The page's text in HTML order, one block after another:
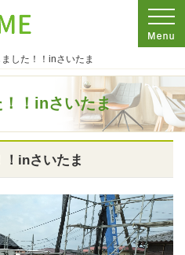
した！！inさいたま
！inさいたま
市の注文住宅・新築戸建てを手がける工
築戸建てを手がける工務店ならCALM
！inさいたま